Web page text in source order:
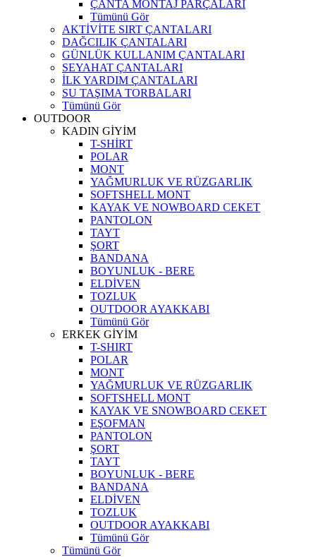
ÇANTA MONTAJ PARÇALARI
Tümünü Gör
AKTİVİTE SIRT ÇANTALARI
DAĞCILIK ÇANTALARI
GÜNLÜK KULLANIM ÇANTALARI
SEYAHAT ÇANTALARI
İLK YARDIM ÇANTALARI
SU TAŞIMA TORBALARI
Tümünü Gör
OUTDOOR
KADIN GİYİM
T-SHİRT
POLAR
MONT
YAĞMURLUK VE RÜZGARLIK
SOFTSHELL MONT
KAYAK VE NOWBOARD CEKET
PANTOLON
TAYT
ŞORT
BANDANA
BOYUNLUK - BERE
ELDİVEN
TOZLUK
OUTDOOR AYAKKABI
Tümünü Gör
ERKEK GİYİM
T-SHIRT
POLAR
MONT
YAĞMURLUK VE RÜZGARLIK
SOFTSHELL MONT
KAYAK VE SNOWBOARD CEKET
EŞOFMAN
PANTOLON
ŞORT
TAYT
BOYUNLUK - BERE
BANDANA
ELDİVEN
TOZLUK
OUTDOOR AYAKKABI
Tümünü Gör
Tümünü Gör